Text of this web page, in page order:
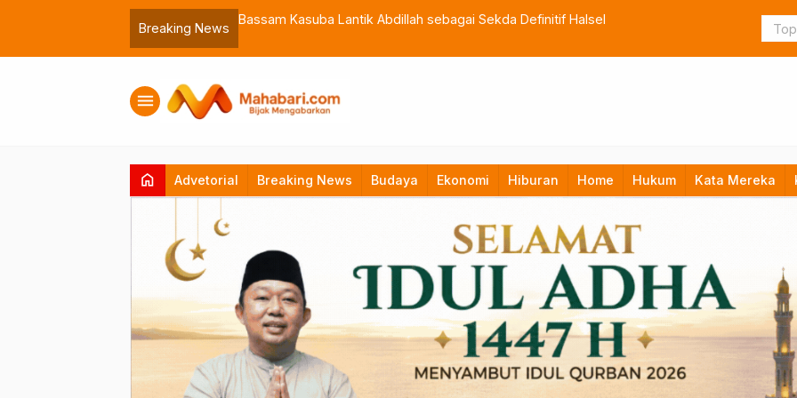
Breaking News
Bassam Kasuba Lantik Abdillah sebagai Sekda Definitif Halsel TNI
menu
home Advetorial Breaking News Budaya Ekonomi Hiburan Home Hukum Kata Mereka